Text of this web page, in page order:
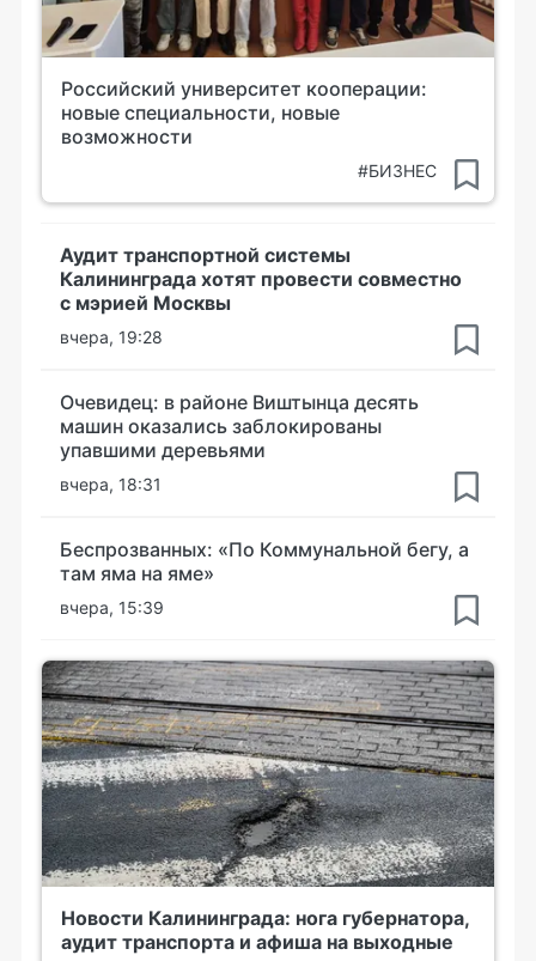
Российский университет кооперации:
новые специальности, новые
возможности
#БИЗНЕС
Аудит транспортной системы
Калининграда хотят провести совместно
с мэрией Москвы
вчера, 19:28
Очевидец: в районе Виштынца десять
машин оказались заблокированы
упавшими деревьями
вчера, 18:31
Беспрозванных: «По Коммунальной бегу, а
там яма на яме»
вчера, 15:39
Новости Калининграда: нога губернатора,
аудит транспорта и афиша на выходные